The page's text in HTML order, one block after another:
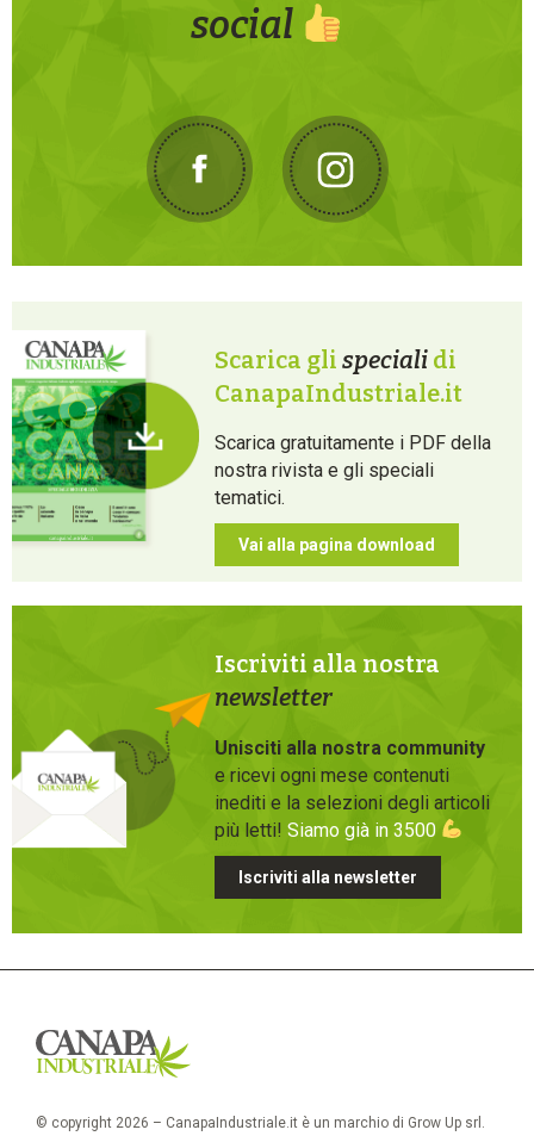
social
Scarica gli speciali di
CanapaIndustriale.it
Scarica gratuitamente i PDF della
nostra rivista e gli speciali
tematici.
Vai alla pagina download
Iscriviti alla nostra
newsletter
Unisciti alla nostra community
e ricevi ogni mese contenuti
inediti e la selezioni degli articoli
più letti! Siamo già in 3500
Iscriviti alla newsletter
© copyright 2026 – CanapaIndustriale.it è un marchio di Grow Up srl.